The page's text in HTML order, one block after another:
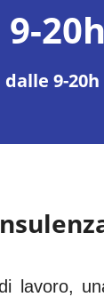
9-20h
9-20h
lavoro,